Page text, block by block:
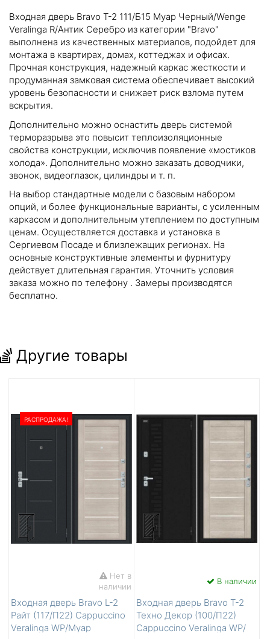
Входная дверь Bravo T-2 111/Б15 Муар Черный/Wenge
Veralinga R/Антик Серебро из категории "Bravo"
выполнена из качественных материалов, подойдет для
монтажа в квартирах, домах, коттеджах и офисах.
Прочная конструкция, надежный каркас жесткости и
продуманная замковая система обеспечивает высокий
уровень безопасности и снижает риск взлома путем
вскрытия.
Дополнительно можно оснастить дверь системой
терморазрыва это повысит теплоизоляционные
свойства конструкции, исключив появление «мостиков
холода». Дополнительно можно заказать доводчики,
звонок, видеоглазок, цилиндры и т. п.
На выбор стандартные модели с базовым набором
опций, и более функциональные варианты, с усиленным
каркасом и дополнительным утеплением по доступным
ценам. Осуществляется доставка и установка в
Сергиевом Посаде и близлежащих регионах. На
основные конструктивные элементы и фурнитуру
действует длительная гарантия. Уточнить условия
заказа можно по телефону . Замеры производятся
бесплатно.
Другие товары
РАСПРОДАЖА!
Нет в
наличии
Входная дверь Bravo L-2
Райт (117/П22) Cappuccino
Veralinga WP/Муар
В наличии
Входная дверь Bravo T-2
Техно Декор (100/П22)
Cappuccino Veralinga WP/